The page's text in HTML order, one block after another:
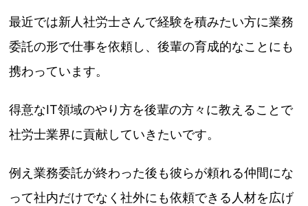
最近では新人社労士さんで経験を積みたい方に業務
委託の形で仕事を依頼し、後輩の育成的なことにも
携わっています。
得意なIT領域のやり方を後輩の方々に教えることで
社労士業界に貢献していきたいです。
例え業務委託が終わった後も彼らが頼れる仲間にな
って社内だけでなく社外にも依頼できる人材を広げ